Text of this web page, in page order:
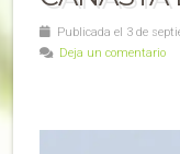
Publicada el 3 de
Deja un comentario